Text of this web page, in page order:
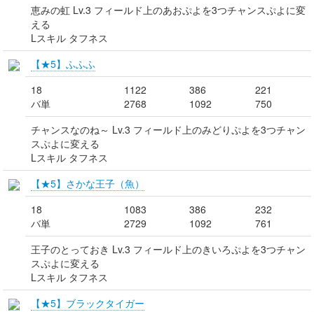
恵みの虹 Lv.3 フィールド上のあおぷよを3つチャンスぷよに変
える
Lスキル タフネス
【★5】ふふふ
18
バ単
1122
2768
386
1092
221
750
チャンスなのね～ Lv.3 フィールド上のみどりぷよを3つチャン
スぷよに変える
Lスキル タフネス
【★5】さかな王子（魚）
18
バ単
1083
2729
386
1092
232
761
王子のとっておき Lv.3 フィールド上のきいろぷよを3つチャン
スぷよに変える
Lスキル タフネス
【★5】ブラックタイガー